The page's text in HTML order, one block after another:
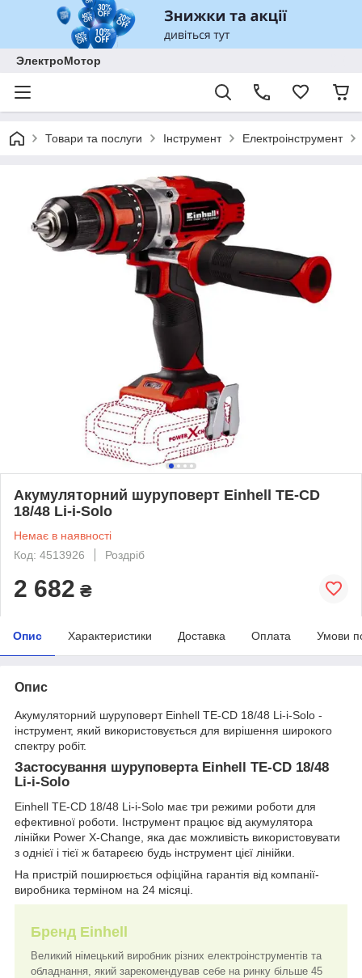
ЭлектроМотор
Товари та послуги Інструмент Електроінструмент
Акумуляторний шуруповерт Einhell TE-CD
18/48 Li-i-Solo
Немає в наявності
Код: 4513926
Роздріб
2 682 ₴
Опис Характеристики Доставка Оплата Умови
Опис
Акумуляторний шуруповерт Einhell TE-CD 18/48 Li-i-Solo -
інструмент, який використовується для вирішення широкого
спектру робіт.
Застосування шуруповерта Einhell TE-CD 18/48
Li-i-Solo
Einhell TE-CD 18/48 Li-i-Solo має три режими роботи для
ефективної роботи. Інструмент працює від акумулятора
лінійки Power X-Change, яка дає можливість використовувати
з однієї і тієї ж батареєю будь інструмент цієї лінійки.
На пристрій поширюється офіційна гарантія від компанії-
виробника терміном на 24 місяці.
Бренд Einhell
Великий німецький виробник різних електроінструментів та
обладнання, який зарекомендував себе на ринку більше 45